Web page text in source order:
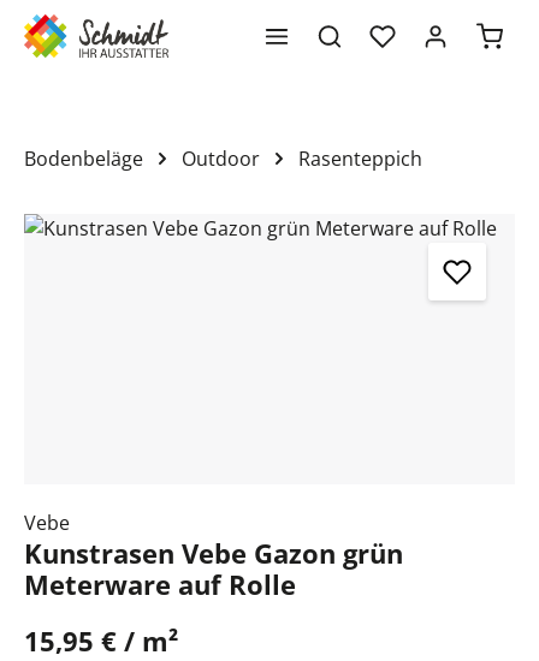
springen
Bodenbeläge Outdoor Rasenteppich
Bildergalerie überspringen
Vebe
Kunstrasen Vebe Gazon grün
Meterware auf Rolle
15,95 € / m²